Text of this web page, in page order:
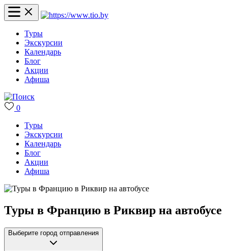
Туры
Экскурсии
Календарь
Блог
Акции
Афиша
0
Туры
Экскурсии
Календарь
Блог
Акции
Афиша
Туры в Францию в Риквир на автобусе
Выберите город отправления